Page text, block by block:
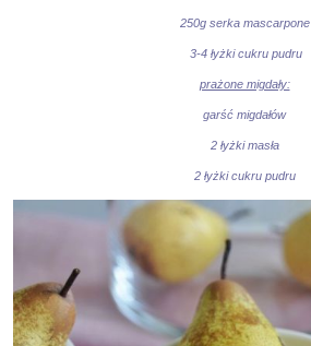
250g serka mascarpone
3-4 łyżki cukru pudru
prażone migdały:
garść migdałów
2 łyżki masła
2 łyżki cukru pudru